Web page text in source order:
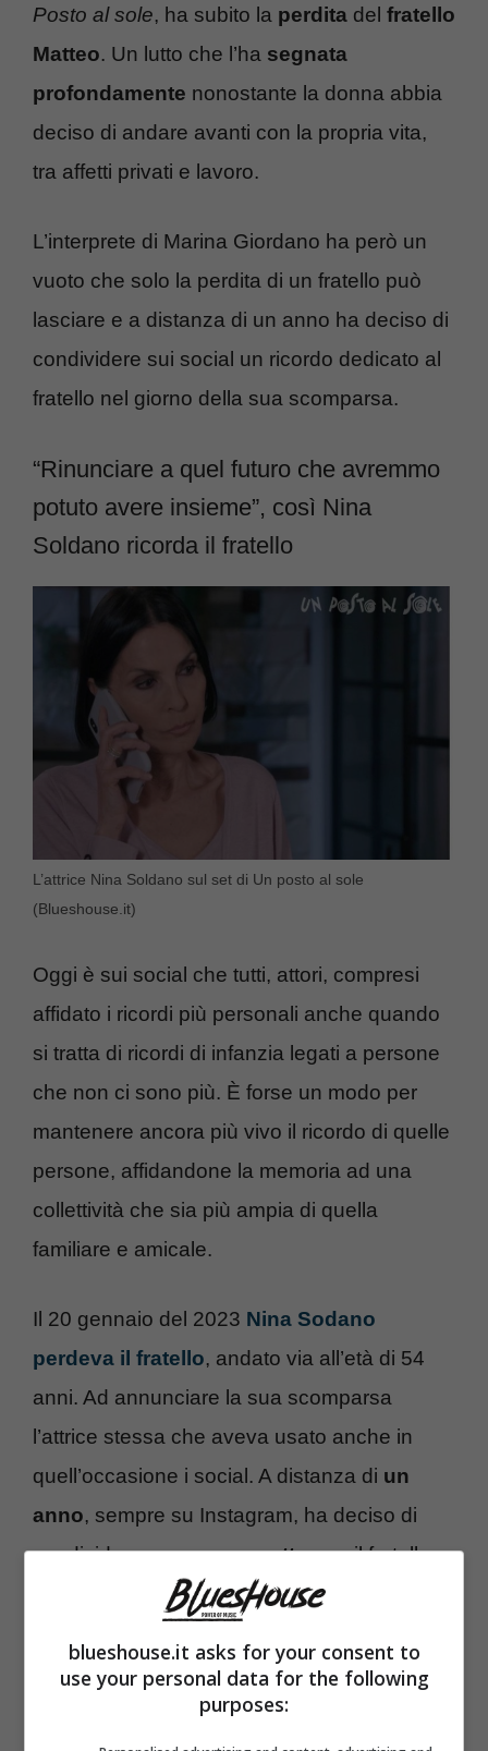
Posto al sole, ha subito la perdita del fratello
Matteo. Un lutto che l’ha segnata
profondamente nonostante la donna abbia
deciso di andare avanti con la propria vita,
tra affetti privati e lavoro.
L’interprete di Marina Giordano ha però un
vuoto che solo la perdita di un fratello può
lasciare e a distanza di un anno ha deciso di
condividere sui social un ricordo dedicato al
fratello nel giorno della sua scomparsa.
“Rinunciare a quel futuro che avremmo
potuto avere insieme”, così Nina
Soldano ricorda il fratello
L’attrice Nina Soldano sul set di Un posto al sole
(Blueshouse.it)
Oggi è sui social che tutti, attori, compresi
affidato i ricordi più personali anche quando
si tratta di ricordi di infanzia legati a persone
che non ci sono più. È forse un modo per
mantenere ancora più vivo il ricordo di quelle
persone, affidandone la memoria ad una
collettività che sia più ampia di quella
familiare e amicale.
Il 20 gennaio del 2023 Nina Sodano
perdeva il fratello, andato via all’età di 54
anni. Ad annunciare la sua scomparsa
l’attrice stessa che aveva usato anche in
quell’occasione i social. A distanza di un
anno, sempre su Instagram, ha deciso di
condividere unnuovo scattocon il fratello
blueshouse.it asks for your consent to
use your personal data for the following
purposes: